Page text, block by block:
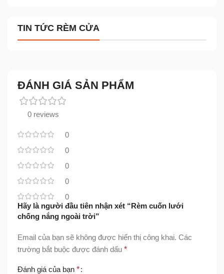
TIN TỨC RÈM CỬA
ĐÁNH GIÁ SẢN PHẨM
0 reviews
0
0
0
0
0
Hãy là người đầu tiên nhận xét “Rèm cuốn lưới
chống nắng ngoài trời”
Email của bạn sẽ không được hiển thị công khai. Các
trường bắt buộc được đánh dấu *
Đánh giá của bạn *